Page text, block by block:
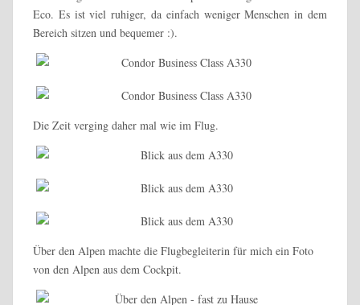
Eco. Es ist viel ruhiger, da einfach weniger Menschen in dem
Bereich sitzen und bequemer :).
Die Zeit verging daher mal wie im Flug.
Über den Alpen machte die Flugbegleiterin für mich ein Foto
von den Alpen aus dem Cockpit.